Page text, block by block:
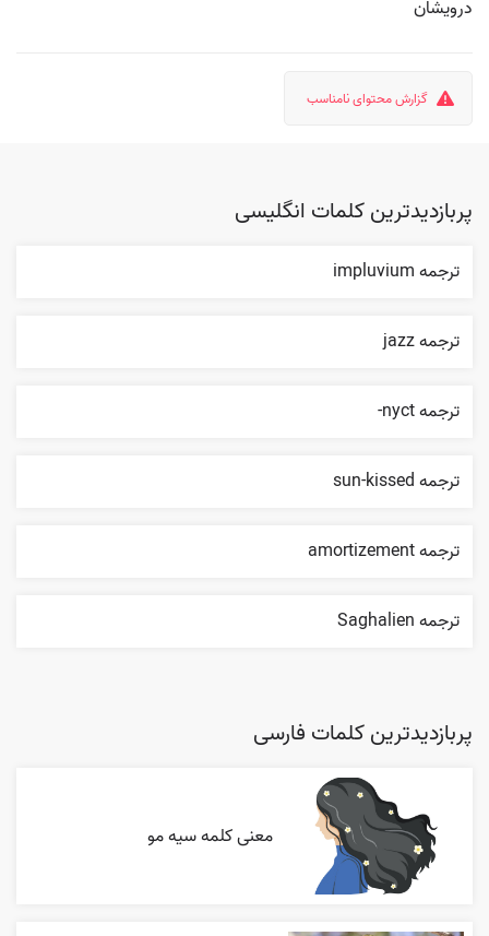
درویشان
گزارش محتوای نامناسب
پربازدیدترین کلمات انگلیسی
ترجمه impluvium
ترجمه jazz
ترجمه nyct-
ترجمه sun-kissed
ترجمه amortizement
ترجمه Saghalien
پربازدیدترین کلمات فارسی
معنی کلمه سیه مو